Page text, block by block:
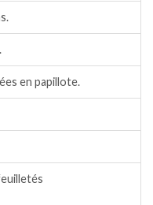
en papillote.